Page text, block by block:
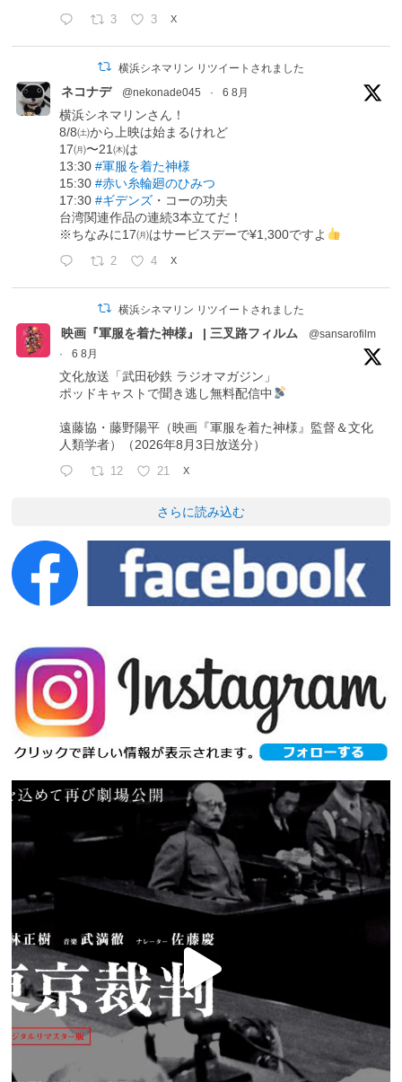
3 3 X
横浜シネマリン リツイートされました
ネコナデ @nekonade045 · 6 8月
横浜シネマリンさん！
8/8㈯から上映は始まるけれど
17㈪〜21㈭は
13:30#軍服を着た神様
15:30#赤い糸輪廻のひみつ
17:30#ギデンズ ・コーの功夫
台湾関連作品の連続3本立てだ！
※ちなみに17㈪はサービスデーで¥1,300ですよ
2 4 X
横浜シネマリン リツイートされました
映画『軍服を着た神様』 | 三叉路フィルム
@sansarofilm
·
6 8月
文化放送「武田砂鉄 ラジオマガジン」
ポッドキャストで聞き逃し無料配信中
遠藤協・藤野陽平（映画『軍服を着た神様』監督＆文化
人類学者）（2026年8月3日放送分）
12 21 X
さらに読み込む